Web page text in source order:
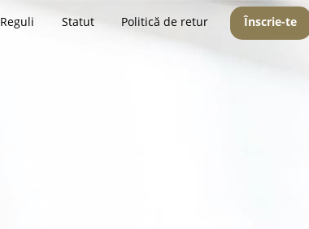
Reguli Statut Politică de retur Înscrie-te